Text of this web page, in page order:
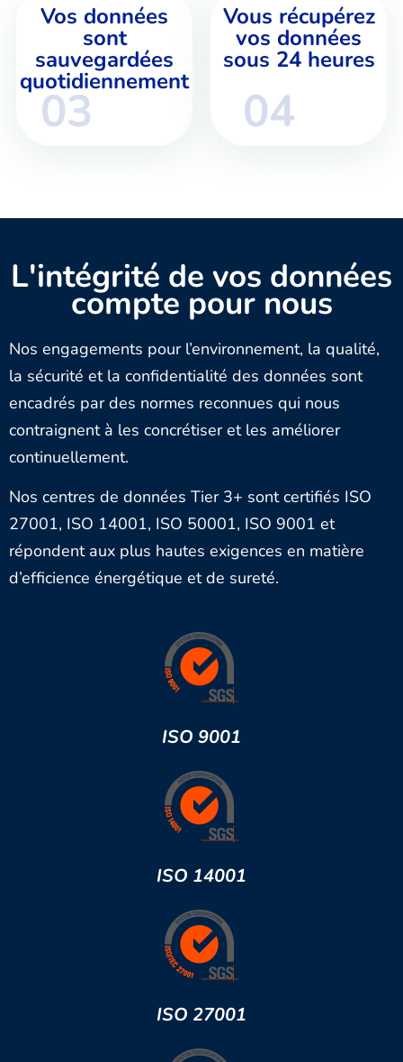
Vos données
sont
sauvegardées
quotidiennement
03
Vous récupérez
vos données
sous 24 heures
04
L'intégrité de vos données
compte pour nous
Nos engagements pour l’environnement, la qualité,
la sécurité et la confidentialité des données sont
encadrés par des normes reconnues qui nous
contraignent à les concrétiser et les améliorer
continuellement.
Nos centres de données Tier 3+ sont certifiés ISO
27001, ISO 14001, ISO 50001, ISO 9001 et
répondent aux plus hautes exigences en matière
d’efficience énergétique et de sureté.
ISO 9001
ISO 14001
ISO 27001